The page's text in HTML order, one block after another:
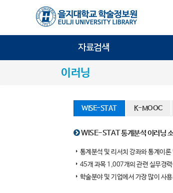
자료검색
이러닝
WISE-STAT K-MOOC
WISE-STAT 통계분석 이러닝
통계분석 및 리서치 강좌와 통계이
45개 과목 1,007개의 관련 실무경
학술분야 및 기업에서 가장 많이 사